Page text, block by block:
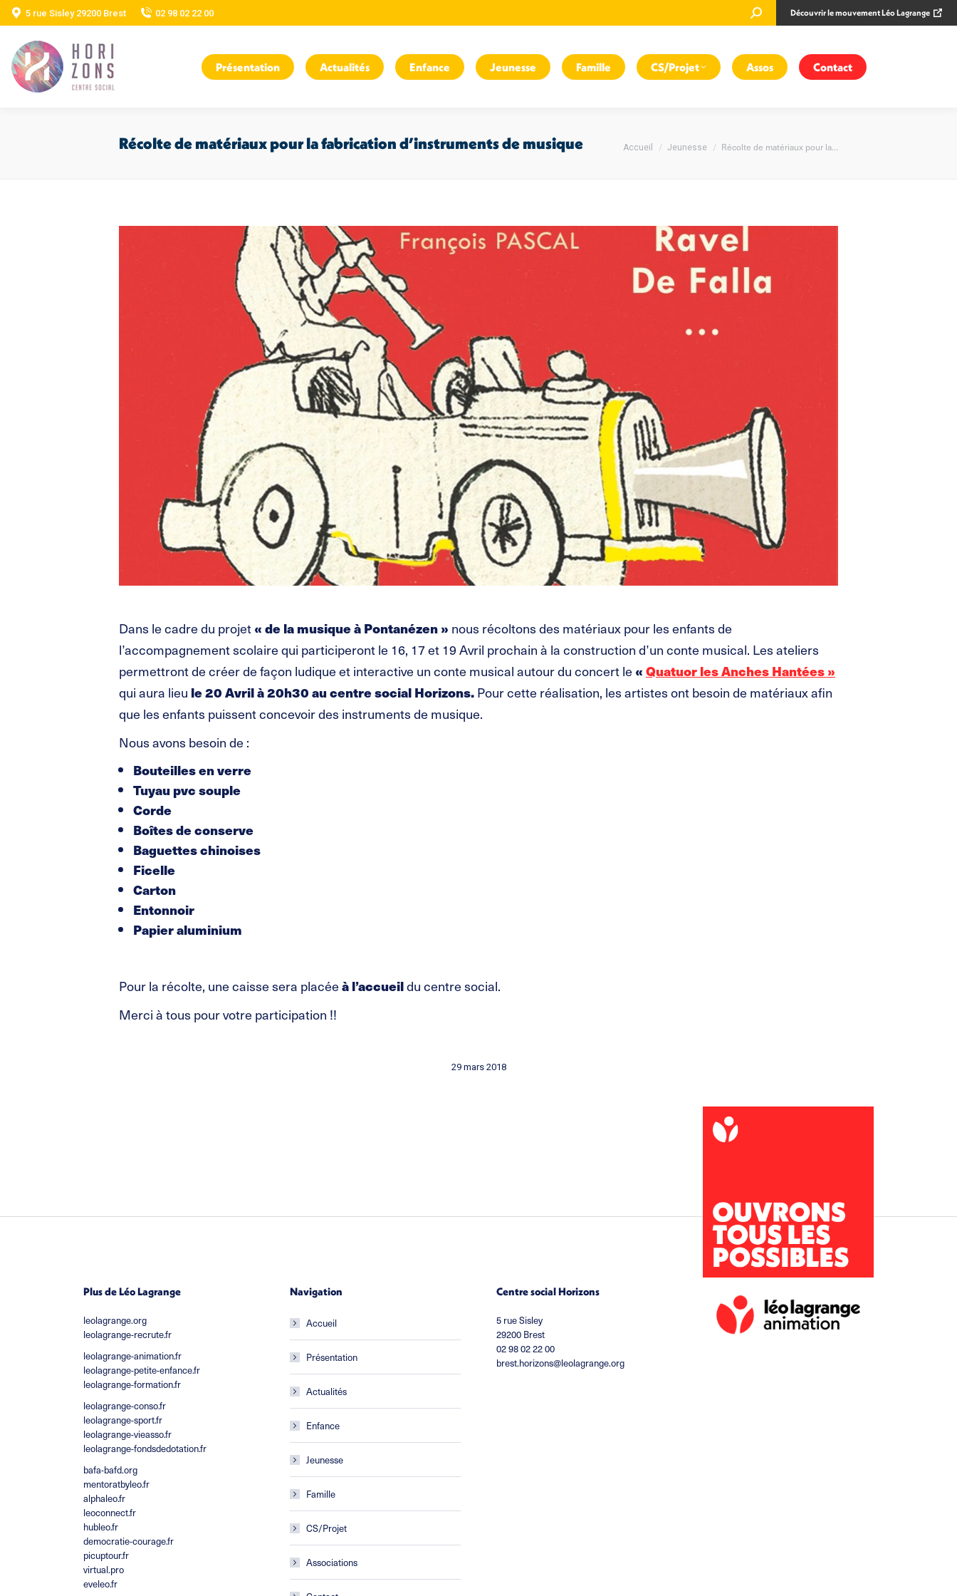
5 rue Sisley 29200 Brest 02 98 02 22 00
Recherche
:
Découvrir le mouvement Léo Lagrange
Présentation Actualités Enfance Jeunesse Famille CS/Projet Assos Contact
Récolte de matériaux pour la fabrication d’instruments de musique Vous êtes ici :
Accueil Jeunesse Récolte de matériaux pour la…
Dans le cadre du projet« de la musique à Pontanézen » nous récoltons des matériaux pour les enfants de
l’accompagnement scolaire qui participeront le 16, 17 et 19 Avril prochain à la construction d’un conte musical. Les ateliers
permettront de créer de façon ludique et interactive un conte musical autour du concert le«Quatuor les Anches Hantées »
qui aura lieu le 20 Avril à 20h30 au centre social Horizons.Pour cette réalisation, les artistes ont besoin de matériaux afin
que les enfants puissent concevoir des instruments de musique.
Nous avons besoin de :
Bouteilles en verre
Tuyau pvc souple
Corde
Boîtes de conserve
Baguettes chinoises
Ficelle
Carton
Entonnoir
Papier aluminium
Pour la récolte, une caisse sera placéeà l’accueildu centre social.
Merci à tous pour votre participation !!
29 mars 2018
Plus de Léo Lagrange
leolagrange.org
leolagrange-recrute.fr
leolagrange-animation.fr
leolagrange-petite-enfance.fr
leolagrange-formation.fr
leolagrange-conso.fr
leolagrange-sport.fr
leolagrange-vieasso.fr
leolagrange-fondsdedotation.fr
bafa-bafd.org
mentoratbyleo.fr
alphaleo.fr
leoconnect.fr
hubleo.fr
democratie-courage.fr
picuptour.fr
virtual.pro
eveleo.fr
Navigation
Accueil
Présentation
Actualités
Enfance
Jeunesse
Famille
CS/Projet
Associations
Centre social Horizons
5 rue Sisley
29200 Brest
02 98 02 22 00
brest.horizons@leolagrange.org